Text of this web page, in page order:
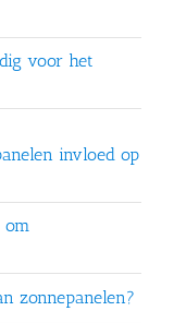
voor het
invloed op
om
zonnepanelen?